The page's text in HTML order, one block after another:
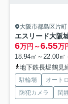
大阪市都島区片町
エスリード大阪
6万円～6.55万
18.94㎡～22.00
地下鉄長堀鶴見
駐輪場 オート
防犯カメラ
閑